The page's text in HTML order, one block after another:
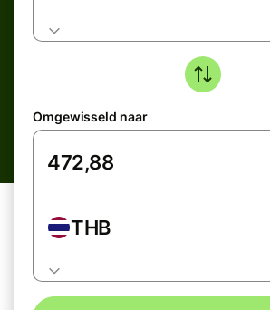
Omgewisseld naar
THB